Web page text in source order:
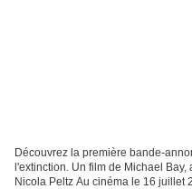
Découvrez la première bande-
l'extinction. Un film de Michael
Nicola Peltz Au cinéma le 16 juillet